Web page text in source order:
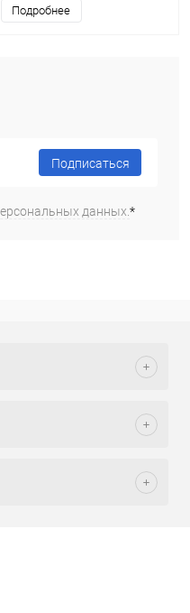
Подробнее
Подписаться
данных.*